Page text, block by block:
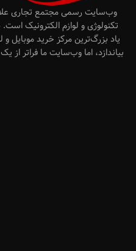
وب‌سایت رسمی مجتمع تجاری
تکنولوژی و لوازم الکترونیک است.
یاد بزرگ‌ترین مرکز خرید موبایل و
بیاندازد، اما وب‌سایت ما فراتر